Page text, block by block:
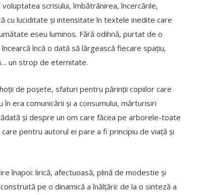
scrisului, îmbătrânirea, încercările,
cu luciditate și intensitate în textele inedite care
eseu luminos. Fără odihnă, purtat de o
încă o dată să lărgească fiecare spațiu,
un strop de eternitate.
de poșete, sfaturi pentru părinții copiilor care
era comunicării și a consumului, mărturisiri
și despre un om care făcea pe arborele-toate
pentru autorul ei pare a fi principiu de viață și
înapoi: lirică, afectuoasă, plină de modestie și
pe o dinamică a înălțării: de la o sinteză a